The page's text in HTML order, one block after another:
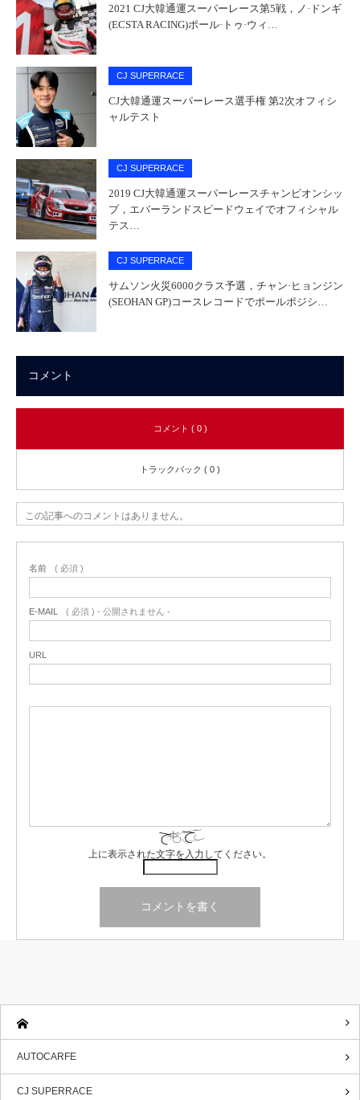
2021 CJ大韓通運スーパーレース第5戦，ノ·ドンギ
(ECSTA RACING)ポール·トゥ·ウィ…
CJ SUPERRACE
CJ大韓通運スーパーレース選手権 第2次オフィシ
ャルテスト
CJ SUPERRACE
2019 CJ大韓通運スーパーレースチャンピオンシッ
プ，エバーランドスピードウェイでオフィシャル
テス…
CJ SUPERRACE
サムソン火災6000クラス予選，チャン·ヒョンジン
(SEOHAN GP)コースレコードでポールポジシ…
コメント
コメント ( 0 )
トラックバック ( 0 )
この記事へのコメントはありません。
名前 ( 必須 )
E-MAIL ( 必須 ) - 公開されません -
URL
上に表示された文字を入力してください。
AUTOCARFE
CJ SUPERRACE